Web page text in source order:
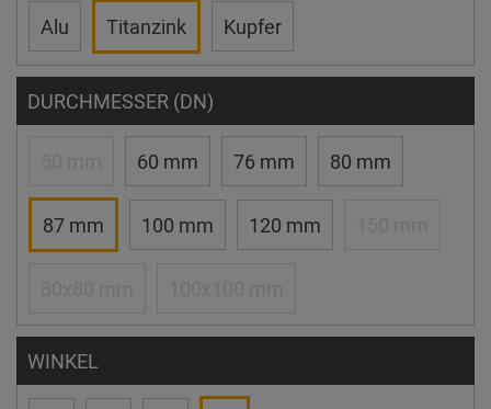
Alu Titanzink Kupfer
DURCHMESSER (DN)
60 mm 76 mm 80 mm
87 mm 100 mm 120 mm
WINKEL